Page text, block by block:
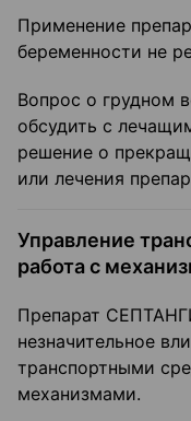
Применение
беременности не
Вопрос о грудном
обсудить с
решение о
или лечения
Управление
работа с
Препарат
незначительное
транспортными
механизмами.